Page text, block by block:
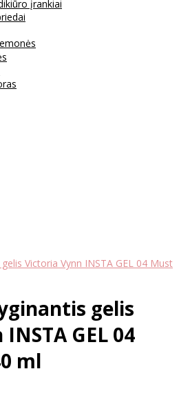
įrankiai
Victoria Vynn INSTA GEL 04 Must
gelis
GEL 04
ml